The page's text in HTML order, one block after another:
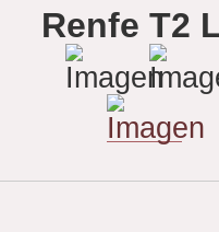
Renfe T2